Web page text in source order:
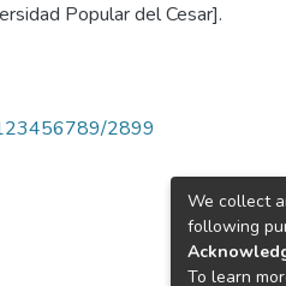
Popular del Cesar].
2899
We collect
following
To learn